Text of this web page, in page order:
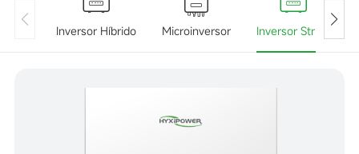
Inversor Híbrido Microinversor Inversor String